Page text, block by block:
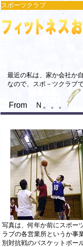
スポーツクラブ
最近の私は、家か会社か
なので、スポ－ツクラブ
From Ｎ。。。
写真は、何年か前にスポー
ラブの各営業所というか事
別対抗戦のバスケットボー